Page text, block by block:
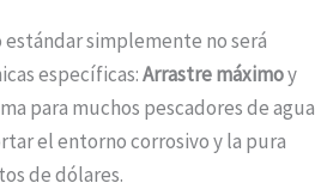
simplemente no será
específicas:Arrastre máximoy
para muchos pescadores de agua
el entorno corrosivo y la pura
de dólares.